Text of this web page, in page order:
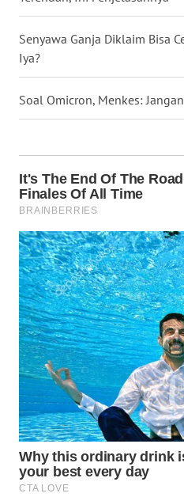
Senyawa Ganja Diklaim Bisa
Iya?
Soal Omicron, Menkes:
WN
NUSANTARA
WN
JOGJA
JATIM
WN
BALI
WN
KALBAR
WN
KALTENG
WN
KALTARA
WN
KALSEL
WN